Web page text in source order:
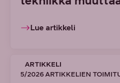
Lue artikkeli
ARTIKKELI
5/2026 ARTIKKELIEN